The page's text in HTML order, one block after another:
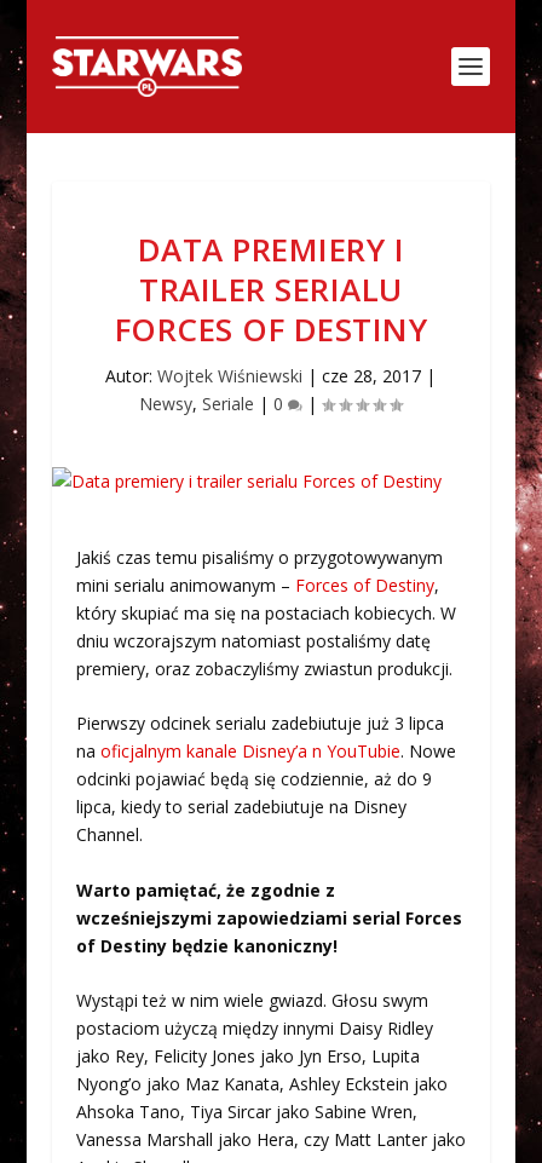
DATA PREMIERY I
TRAILER SERIALU
FORCES OF DESTINY
Autor:Wojtek Wiśniewski |cze 28, 2017 |
Newsy,Seriale |0 |
Jakiś czas temu pisaliśmy o przygotowywanym
mini serialu animowanym – Forces of Destiny,
który skupiać ma się na postaciach kobiecych. W
dniu wczorajszym natomiast postaliśmy datę
premiery, oraz zobaczyliśmy zwiastun produkcji.
Pierwszy odcinek serialu zadebiutuje już 3 lipca
na oficjalnym kanale Disney’a n YouTubie. Nowe
odcinki pojawiać będą się codziennie, aż do 9
lipca, kiedy to serial zadebiutuje na Disney
Channel.
Warto pamiętać, że zgodnie z
wcześniejszymi zapowiedziami serial Forces
of Destiny będzie kanoniczny!
Wystąpi też w nim wiele gwiazd. Głosu swym
postaciom użyczą między innymi Daisy Ridley
jako Rey, Felicity Jones jako Jyn Erso, Lupita
Nyong’o jako Maz Kanata, Ashley Eckstein jako
Ahsoka Tano, Tiya Sircar jako Sabine Wren,
Vanessa Marshall jako Hera, czy Matt Lanter jako